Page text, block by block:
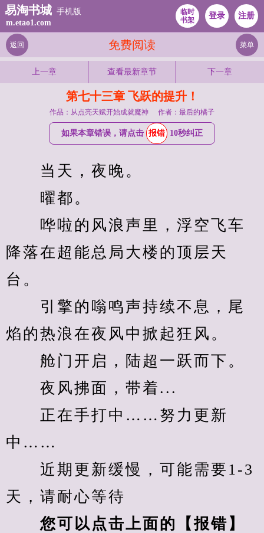
易淘书城 手机版
m.etao1.com
临时
书架
登录 注册
免费阅读
返回 菜单
上一章 查看最新章节 下一章
第七十三章 飞跃的提升！
作品：从点亮天赋开始成就魔神 作者：最后的橘子
如果本章错误，请点击 报错 10秒纠正
当天，夜晚。
曜都。
哗啦的风浪声里，浮空飞车
降落在超能总局大楼的顶层天
台。
引擎的嗡鸣声持续不息，尾
焰的热浪在夜风中掀起狂风。
舱门开启，陆超一跃而下。
夜风拂面，带着...
正在手打中……努力更新
中……
近期更新缓慢，可能需要1-3
天，请耐心等待
您可以点击上面的【报错】